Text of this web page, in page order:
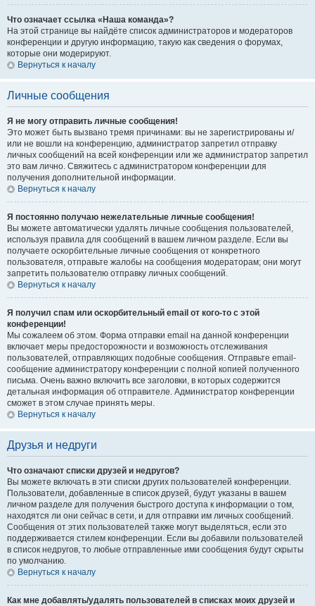
Что означает ссылка «Наша команда»?
На этой странице вы найдёте список администраторов и модераторов
конференции и другую информацию, такую как сведения о форумах,
которые они модерируют.
Вернуться к началу
Личные сообщения
Я не могу отправить личные сообщения!
Это может быть вызвано тремя причинами: вы не зарегистрированы и/
или не вошли на конференцию, администратор запретил отправку
личных сообщений на всей конференции или же администратор запретил
это вам лично. Свяжитесь с администратором конференции для
получения дополнительной информации.
Вернуться к началу
Я постоянно получаю нежелательные личные сообщения!
Вы можете автоматически удалять личные сообщения пользователей,
используя правила для сообщений в вашем личном разделе. Если вы
получаете оскорбительные личные сообщения от конкретного
пользователя, отправьте жалобы на сообщения модераторам; они могут
запретить пользователю отправку личных сообщений.
Вернуться к началу
Я получил спам или оскорбительный email от кого-то с этой
конференции!
Мы сожалеем об этом. Форма отправки email на данной конференции
включает меры предосторожности и возможность отслеживания
пользователей, отправляющих подобные сообщения. Отправьте email-
сообщение администратору конференции с полной копией полученного
письма. Очень важно включить все заголовки, в которых содержится
детальная информация об отправителе. Администратор конференции
сможет в этом случае принять меры.
Вернуться к началу
Друзья и недруги
Что означают списки друзей и недругов?
Вы можете включать в эти списки других пользователей конференции.
Пользователи, добавленные в список друзей, будут указаны в вашем
личном разделе для получения быстрого доступа к информации о том,
находятся ли они сейчас в сети, и для отправки им личных сообщений.
Сообщения от этих пользователей также могут выделяться, если это
поддерживается стилем конференции. Если вы добавили пользователей
в список недругов, то любые отправленные ими сообщения будут скрыты
по умолчанию.
Вернуться к началу
Как мне добавлять/удалять пользователей в списках моих друзей и